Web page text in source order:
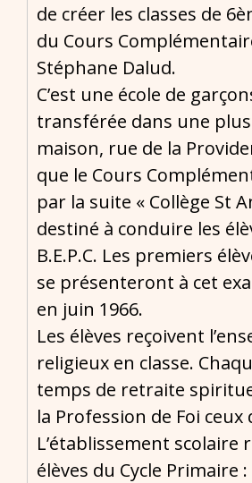
de créer les classes de
du Cours
Stéphane Dalud.
C’est une école de
transférée dans une
maison, rue de la
que le Cours
par la suite « Collège St
destiné à conduire les
B.E.P.C. Les premiers
se présenteront à cet
en juin 1966.
Les élèves reçoivent
religieux en classe.
temps de retraite
la Profession de Foi ceux
L’établissement scolaire
élèves du Cycle Primaire